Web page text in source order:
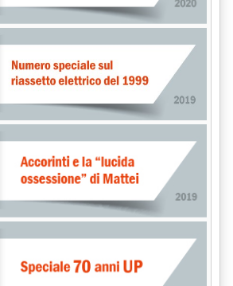
alle 17.47.
Ue chiedono di eliminare i dazi'